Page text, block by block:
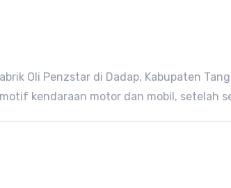
Oli Penzstar di Dadap, Kabupaten
kendaraan motor dan mobil, setelah